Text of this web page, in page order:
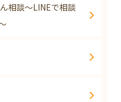
相談～LINEで相談